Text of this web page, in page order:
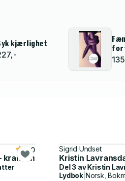
kjærlighet
kransen
5.0 Sigrid Undset
Kristin
Del 3 avKristin
Lydbok Norsk,